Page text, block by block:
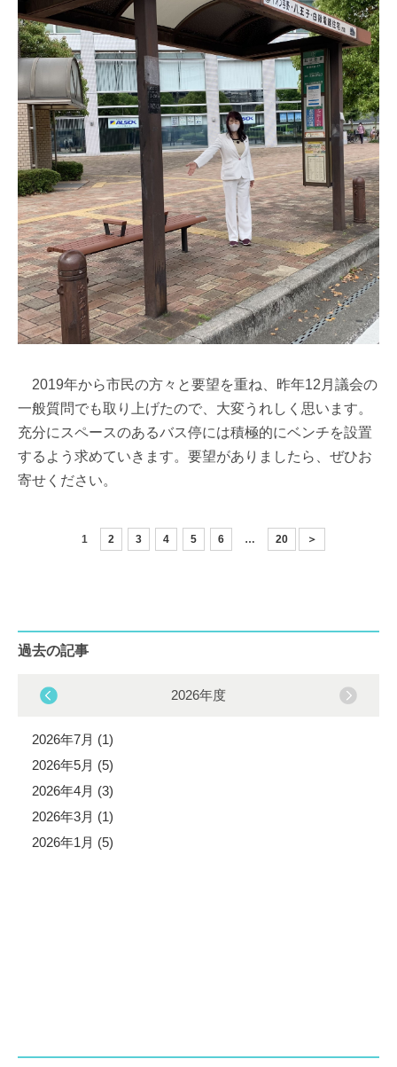
2019年から市民の方々と要望を重ね、昨年12月議会の
一般質問でも取り上げたので、大変うれしく思います。
充分にスペースのあるバス停には積極的にベンチを設置
するよう求めていきます。要望がありましたら、ぜひお
寄せください。
1 2 3 4 5 6 … 20 ＞
過去の記事
2026年度
2026年7月 (1)
2026年5月 (5)
2026年4月 (3)
2026年3月 (1)
2026年1月 (5)